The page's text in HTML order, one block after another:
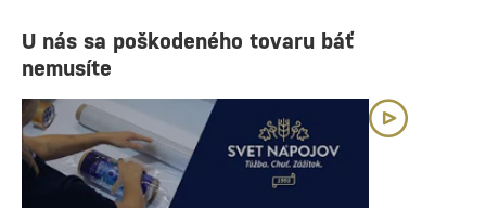
U nás sa poškodeného tovaru báť
nemusíte